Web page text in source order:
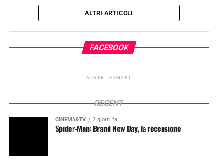
ALTRI ARTICOLI
FACEBOOK
ADVERTISEMENT
RECENT
CINEMA&TV 2 giorni fa
Spider-Man: Brand New Day, la recensione